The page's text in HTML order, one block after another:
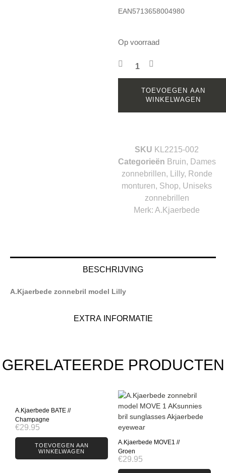
EAN5713658004980
Op voorraad
TOEVOEGEN AAN
WINKELWAGEN
SKU KL2215-002
Categorieën Bruin, Dames
zonnebrillen, Lilly, Ronde
monturen, Shop, Uniseks
zonnebrillen
Merk:A.Kjaerbede
BESCHRIJVING
EXTRA INFORMATIE
A.Kjaerbede zonnebril model Lilly
GERELATEERDE PRODUCTEN
A.Kjaerbede BATE //
Champagne
€29.95
TOEVOEGEN AAN
WINKELWAGEN
A.Kjaerbede MOVE1 //
Groen
€29.95